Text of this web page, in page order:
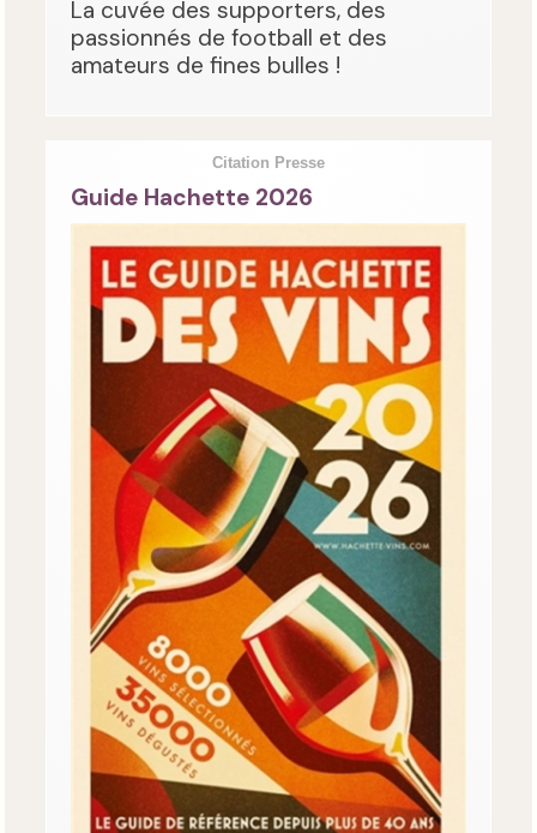
La cuvée des supporters, des
passionnés de football et des
amateurs de fines bulles !
Citation Presse
Guide Hachette 2026